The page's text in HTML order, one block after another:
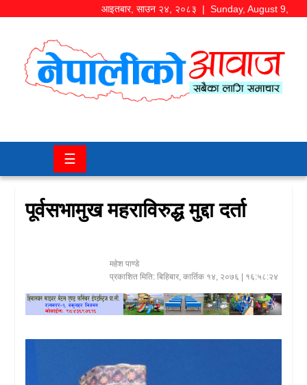
आइतबार, साउन २४, २०८३ | Sunday, August 9,
समाज/
चितवन
कला/
मनोरञ्जन
शिक्षा/
☰
पूर्वसभामुख महराविरुद्ध मुद्दा दर्ता
महेश पाण्डे
प्रकाशित मिति: बिहिबार, कार्तिक १४, २०७६ | १६:५८:२४